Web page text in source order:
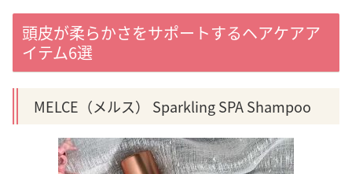
頭皮が柔らかさをサポートするヘアケアア
イテム6選
MELCE（メルス） Sparkling SPA Shampoo